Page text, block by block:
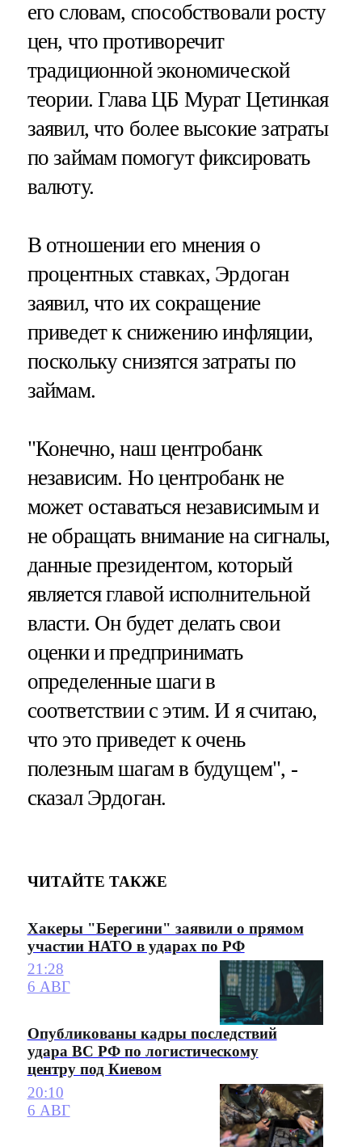
его словам, способствовали росту
цен, что противоречит
традиционной экономической
теории. Глава ЦБ Мурат Цетинкая
заявил, что более высокие затраты
по займам помогут фиксировать
валюту.
В отношении его мнения о
процентных ставках, Эрдоган
заявил, что их сокращение
приведет к снижению инфляции,
поскольку снизятся затраты по
займам.
"Конечно, наш центробанк
независим. Но центробанк не
может оставаться независимым и
не обращать внимание на сигналы,
данные президентом, который
является главой исполнительной
власти. Он будет делать свои
оценки и предпринимать
определенные шаги в
соответствии с этим. И я считаю,
что это приведет к очень
полезным шагам в будущем", -
сказал Эрдоган.
ЧИТАЙТЕ ТАКЖЕ
Хакеры "Берегини" заявили о прямом
участии НАТО в ударах по РФ
21:28
6 АВГ
Опубликованы кадры последствий
удара ВС РФ по логистическому
центру под Киевом
20:10
6 АВГ